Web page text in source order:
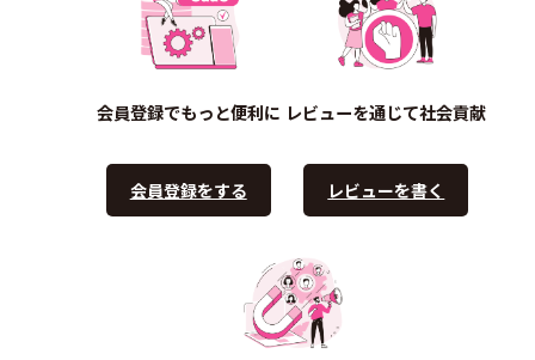
会員登録でもっと便利に
会員登録をする
レビューを通じて社会貢献
レビューを書く